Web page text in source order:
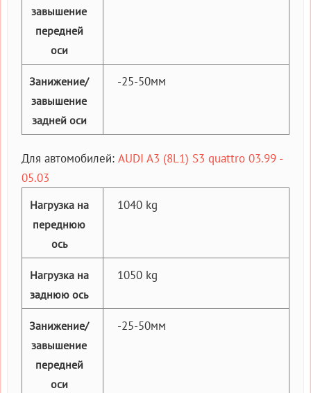
завышение
передней
оси
Занижение/
завышение
задней оси
-25-50мм
Для автомобилей: AUDI A3 (8L1) S3 quattro 03.99 -
05.03
Нагрузка на
переднюю
ось
1040 kg
Нагрузка на
заднюю ось
1050 kg
Занижение/
завышение
передней
оси
-25-50мм